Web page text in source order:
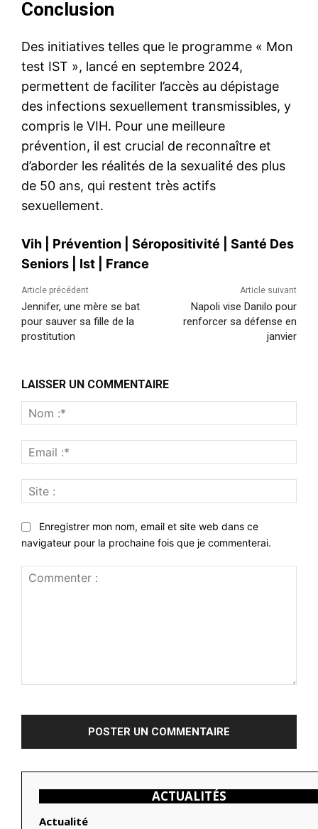
Conclusion
Des initiatives telles que le programme « Mon
test IST », lancé en septembre 2024,
permettent de faciliter l’accès au dépistage
des infections sexuellement transmissibles, y
compris le VIH. Pour une meilleure
prévention, il est crucial de reconnaître et
d’aborder les réalités de la sexualité des plus
de 50 ans, qui restent très actifs
sexuellement.
Vih Prévention Séropositivité
Santé Des
Seniors
Ist France
Article précédent
Jennifer, une mère se bat
pour sauver sa fille de la
prostitution
Article suivant
Napoli vise Danilo pour
renforcer sa défense en
janvier
LAISSER UN COMMENTAIRE
:*
:*
:
Enregistrer mon nom, email et site web dans ce
navigateur pour la prochaine fois que je commenterai.
ACTUALITÉS
Actualité